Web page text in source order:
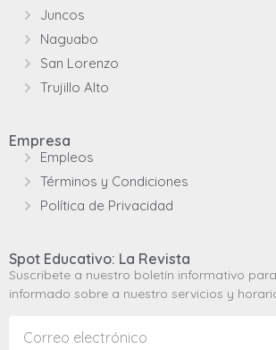
Juncos
Naguabo
San Lorenzo
Trujillo Alto
Empresa
Empleos
Términos y Condiciones
Política de Privacidad
Spot Educativo: La Revista
Suscribete a nuestro boletín informativo
informado sobre a nuestro servicios y